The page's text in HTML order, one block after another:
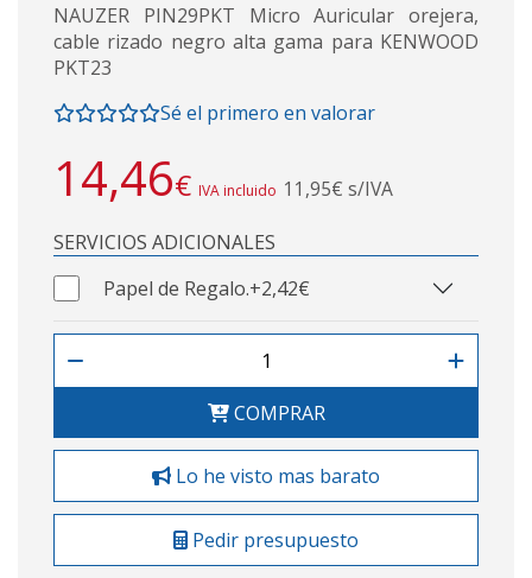
NAUZER PIN29PKT Micro Auricular orejera,
cable rizado negro alta gama para KENWOOD
PKT23
Sé el primero en valorar
14,46€ IVA incluido 11,95€ s/IVA
SERVICIOS ADICIONALES
Papel de Regalo.+2,42€
COMPRAR
Lo he visto mas barato
Pedir presupuesto